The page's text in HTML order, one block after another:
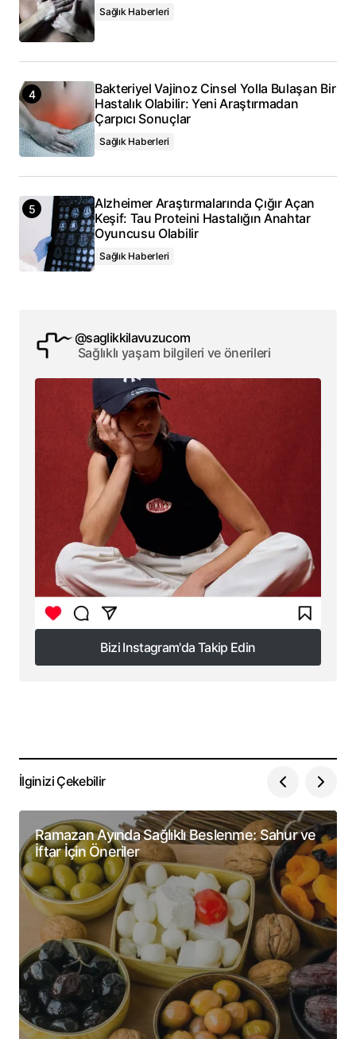
Sağlık Haberleri
Bakteriyel Vajinoz Cinsel Yolla Bulaşan Bir
Hastalık Olabilir: Yeni Araştırmadan
Çarpıcı Sonuçlar
Sağlık Haberleri
Alzheimer Araştırmalarında Çığır Açan
Keşif: Tau Proteini Hastalığın Anahtar
Oyuncusu Olabilir
Sağlık Haberleri
@saglikkilavuzucom
Sağlıklı yaşam bilgileri ve önerileri
Bizi Instagram'da Takip Edin
Bizi Instagram'da Takip Edin
İlginizi Çekebilir
Ramazan Ayında Sağlıklı Beslenme: Sahur ve
İftar İçin Öneriler